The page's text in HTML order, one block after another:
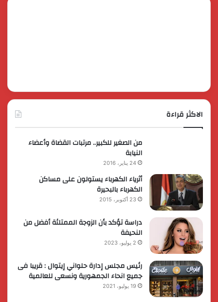
الاكثر قراءة
من الصغير للكبير.. مرتبات القضاة وأعضاء
النيابة
24 يناير، 2016
أثرياء الكهرباء يستولون على مساكن
الكهرباء بالبحيرة
23 أكتوبر، 2015
دراسة تؤكد بأن الزوجة الممتلئة أفضل من
النحيفة
2 يوليو، 2023
رئيس مجلس إدارة حلواني إيتوال : قريبا فى
جميع انحاء الجمهورية ونسعى للعالمية
19 يوليو، 2021